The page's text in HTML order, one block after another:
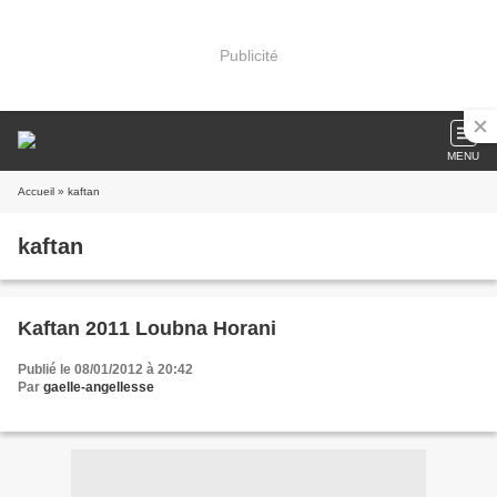
Publicité
MENU
Accueil » kaftan
kaftan
Kaftan 2011 Loubna Horani
Publié le 08/01/2012 à 20:42
Par gaelle-angellesse